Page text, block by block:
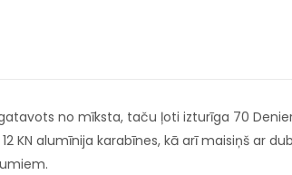
no mīksta, taču ļoti izturīga 70
KN alumīnija karabīnes, kā arī maisiņš ar